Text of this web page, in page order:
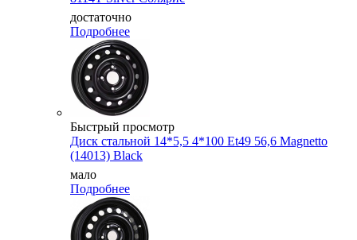
достаточно
Подробнее
Быстрый просмотр
Диск стальной 14*5,5 4*100 Et49 56,6 Magnetto
(14013) Black
мало
Подробнее